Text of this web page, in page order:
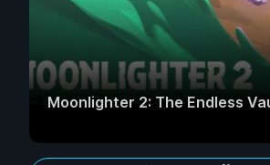
Moonlighter 2: The Endless